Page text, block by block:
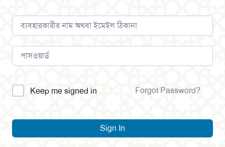
Alternative:
Keep me signed in Forgot Password?
Sign In